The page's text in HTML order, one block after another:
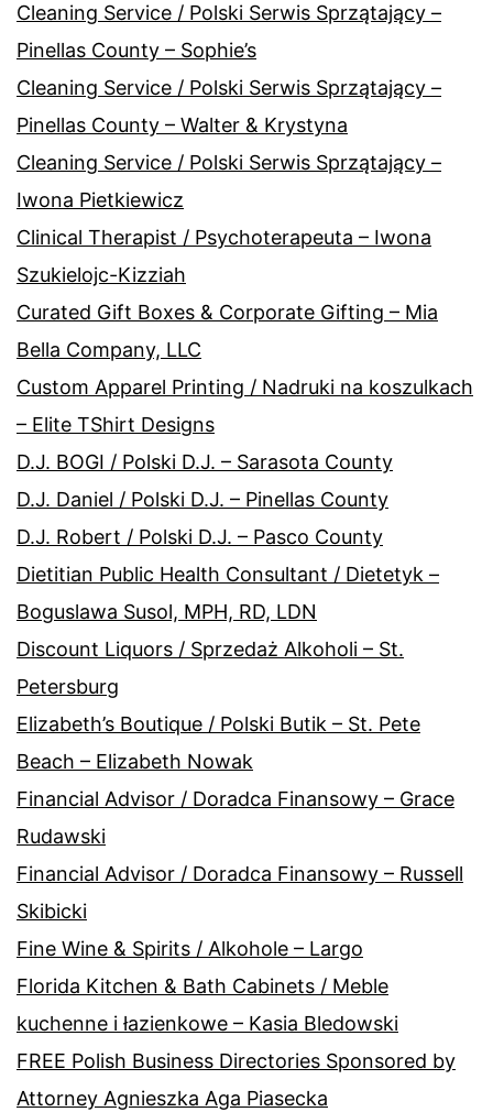
Cleaning Service / Polski Serwis Sprzątający –
Pinellas County – Sophie’s
Cleaning Service / Polski Serwis Sprzątający –
Pinellas County – Walter & Krystyna
Cleaning Service / Polski Serwis Sprzątający –
Iwona Pietkiewicz
Clinical Therapist / Psychoterapeuta – Iwona
Szukielojc-Kizziah
Curated Gift Boxes & Corporate Gifting – Mia
Bella Company, LLC
Custom Apparel Printing / Nadruki na koszulkach
– Elite TShirt Designs
D.J. BOGI / Polski D.J. – Sarasota County
D.J. Daniel / Polski D.J. – Pinellas County
D.J. Robert / Polski D.J. – Pasco County
Dietitian Public Health Consultant / Dietetyk –
Boguslawa Susol, MPH, RD, LDN
Discount Liquors / Sprzedaż Alkoholi – St.
Petersburg
Elizabeth’s Boutique / Polski Butik – St. Pete
Beach – Elizabeth Nowak
Financial Advisor / Doradca Finansowy – Grace
Rudawski
Financial Advisor / Doradca Finansowy – Russell
Skibicki
Fine Wine & Spirits / Alkohole – Largo
Florida Kitchen & Bath Cabinets / Meble
kuchenne i łazienkowe – Kasia Bledowski
FREE Polish Business Directories Sponsored by
Attorney Agnieszka Aga Piasecka